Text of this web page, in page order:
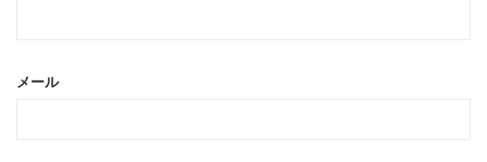
メール